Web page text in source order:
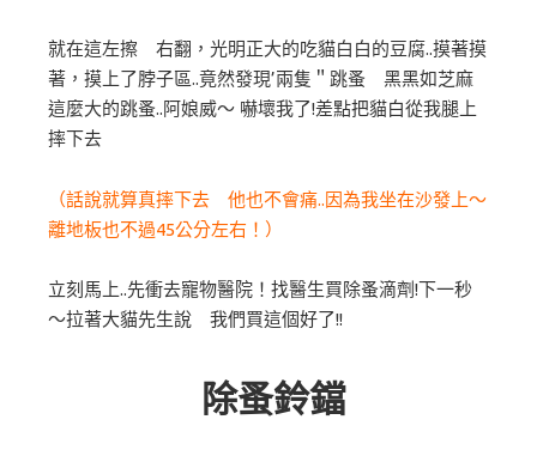
就在這左擦 右翻，光明正大的吃貓白白的豆腐..摸著摸
著，摸上了脖子區..竟然發現’兩隻＂跳蚤 黑黑如芝麻
這麼大的跳蚤..阿娘威～ 嚇壞我了!差點把貓白從我腿上
摔下去
（話說就算真摔下去 他也不會痛..因為我坐在沙發上～
離地板也不過45公分左右！）
立刻馬上..先衝去寵物醫院！找醫生買除蚤滴劑!下一秒
～拉著大貓先生說 我們買這個好了!!
除蚤鈴鐺